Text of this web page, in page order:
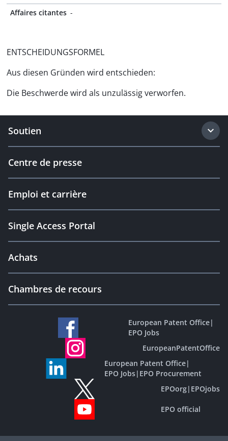
Affaires citantes -
ENTSCHEIDUNGSFORMEL
Aus diesen Gründen wird entschieden:
Die Beschwerde wird als unzulässig verworfen.
Soutien
Centre de presse
Emploi et carrière
Single Access Portal
Achats
Chambres de recours
European Patent Office|
EPO Jobs
EuropeanPatentOffice
European Patent Office|
EPO Jobs| EPO Procurement
EPOorg| EPOjobs
EPO official